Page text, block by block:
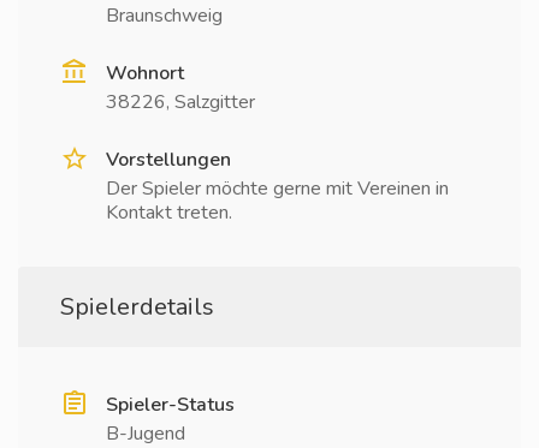
Braunschweig
Wohnort
38226, Salzgitter
Vorstellungen
Der Spieler möchte gerne mit Vereinen in
Kontakt treten.
Spielerdetails
Spieler-Status
B-Jugend